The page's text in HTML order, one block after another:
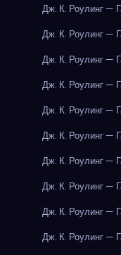
Дж. К. Роулинг —
Дж. К. Роулинг —
Дж. К. Роулинг —
Дж. К. Роулинг —
Дж. К. Роулинг —
Дж. К. Роулинг —
Дж. К. Роулинг —
Дж. К. Роулинг —
Дж. К. Роулинг —
Дж. К. Роулинг —